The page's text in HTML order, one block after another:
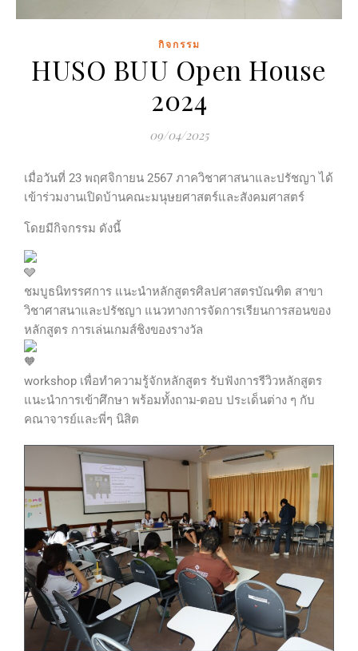
กิจกรรม
HUSO BUU Open House
2024
09/04/2025
เมื่อวันที่ 23 พฤศจิกายน 2567 ภาควิชาศาสนาและปรัชญา ได้
เข้าร่วมงานเปิดบ้านคณะมนุษยศาสตร์และสังคมศาสตร์
โดยมีกิจกรรม ดังนี้
ชมบูธนิทรรศการ แนะนำหลักสูตรศิลปศาสตรบัณฑิต สาขา
วิชาศาสนาและปรัชญา แนวทางการจัดการเรียนการสอนของ
หลักสูตร การเล่นเกมส์ชิงของรางวัล
workshop เพื่อทำความรู้จักหลักสูตร รับฟังการรีวิวหลักสูตร
แนะนำการเข้าศึกษา พร้อมทั้งถาม-ตอบ ประเด็นต่าง ๆ กับ
คณาจารย์และพี่ๆ นิสิต